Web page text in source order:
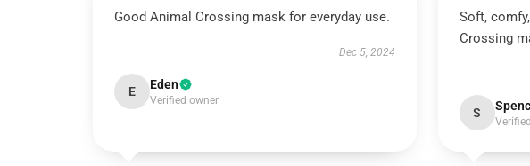
Good Animal Crossing mask for everyday use.
Dec 5, 2024
E Eden
Verified owner
Soft,
Crossing
S